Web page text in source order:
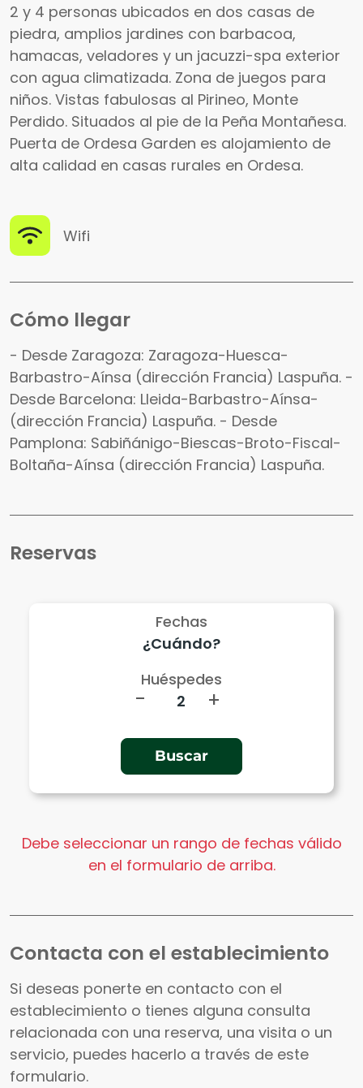
2 y 4 personas ubicados en dos casas de
piedra, amplios jardines con barbacoa,
hamacas, veladores y un jacuzzi-spa exterior
con agua climatizada. Zona de juegos para
niños. Vistas fabulosas al Pirineo, Monte
Perdido. Situados al pie de la Peña Montañesa.
Puerta de Ordesa Garden es alojamiento de
alta calidad en casas rurales en Ordesa.
Wifi
Cómo llegar
- Desde Zaragoza: Zaragoza-Huesca-
Barbastro-Aínsa (dirección Francia) Laspuña. -
Desde Barcelona: Lleida-Barbastro-Aínsa-
(dirección Francia) Laspuña. - Desde
Pamplona: Sabiñánigo-Biescas-Broto-Fiscal-
Boltaña-Aínsa (dirección Francia) Laspuña.
Reservas
Fechas
Huéspedes
- +
Debe seleccionar un rango de fechas válido
en el formulario de arriba.
Contacta con el establecimiento
Si deseas ponerte en contacto con el
establecimiento o tienes alguna consulta
relacionada con una reserva, una visita o un
servicio, puedes hacerlo a través de este
formulario.